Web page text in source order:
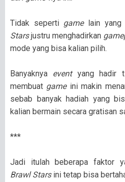
Tidak seperti game lain yang
Starsjustru menghadirkan
mode yang bisa kalian pilih.
Banyaknya event yang hadir
membuat game ini makin
sebab banyak hadiah yang
kalian bermain secara gratisan
***
Jadi itulah beberapa faktor
Brawl Starsini tetap bisa